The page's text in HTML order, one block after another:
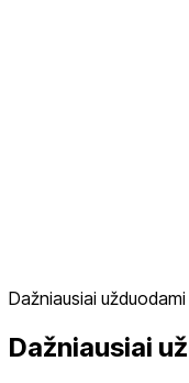
Dažniausiai
Dažniausiai